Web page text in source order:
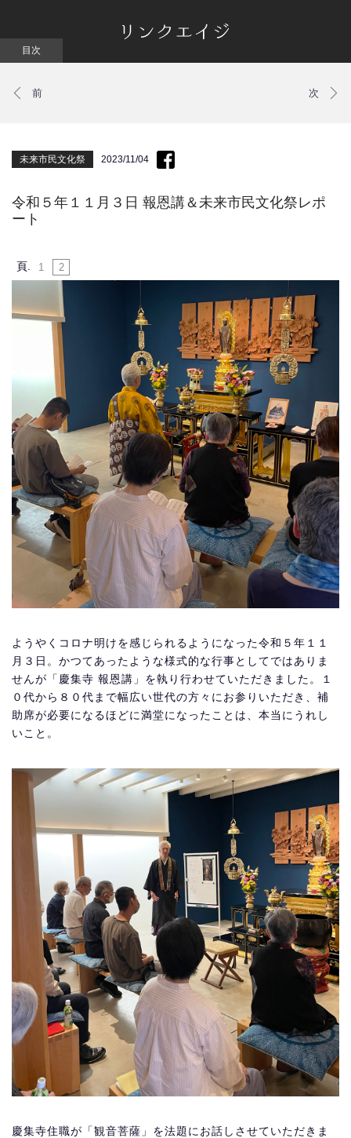
未来市民文化祭 2023/11/04
令和５年１１月３日 報恩講＆未来市民文化祭レポ
ート
頁. 1 2
ようやくコロナ明けを感じられるようになった令和５年１１
月３日。かつてあったような様式的な行事としてではありま
せんが「慶集寺 報恩講」を執り行わせていただきました。１
０代から８０代まで幅広い世代の方々にお参りいただき、補
助席が必要になるほどに満堂になったことは、本当にうれし
いこと。
慶集寺住職が「観音菩薩」を法題にお話しさせていただきま